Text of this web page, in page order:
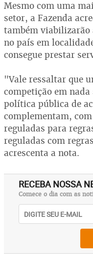
Mesmo com uma
setor, a Fazenda
também viabilizarão
no país em
consegue prestar
"Vale ressaltar que
competição em
política pública de
complementam,
reguladas para
reguladas com
acrescenta a nota.
RECEBA NOSSA
Comece o dia com as